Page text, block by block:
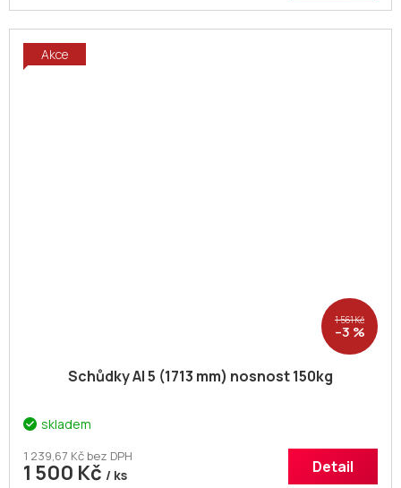
Akce
1 561 Kč
–3 %
Schůdky Al 5 (1713 mm) nosnost 150kg
skladem
1 239,67 Kč bez DPH
1 500 Kč / ks Detail